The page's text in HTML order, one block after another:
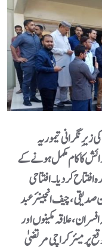
نگرانی تیموریہ
کا کام مکمل ہونے کے
کر دیا۔افتتاحی
چیف انجینئر عبد
علاقہ مکینوں اور
پر میئر کراچی مرتضیٰ